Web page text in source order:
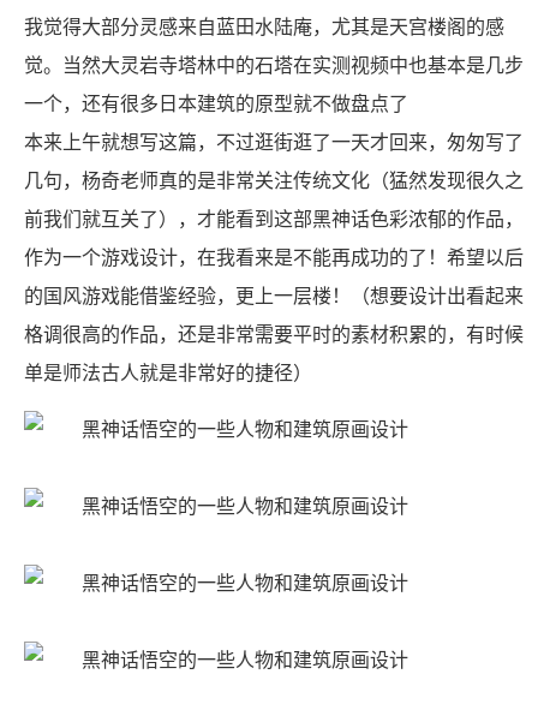
我觉得大部分灵感来自蓝田水陆庵，尤其是天宫楼阁的感
觉。当然大灵岩寺塔林中的石塔在实测视频中也基本是几步
一个，还有很多日本建筑的原型就不做盘点了
本来上午就想写这篇，不过逛街逛了一天才回来，匆匆写了
几句，杨奇老师真的是非常关注传统文化（猛然发现很久之
前我们就互关了），才能看到这部黑神话色彩浓郁的作品，
作为一个游戏设计，在我看来是不能再成功的了！希望以后
的国风游戏能借鉴经验，更上一层楼！（想要设计出看起来
格调很高的作品，还是非常需要平时的素材积累的，有时候
单是师法古人就是非常好的捷径）